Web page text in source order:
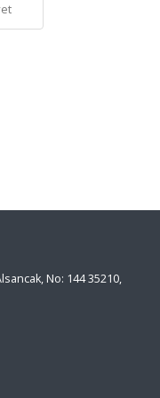
No: 144 35210,